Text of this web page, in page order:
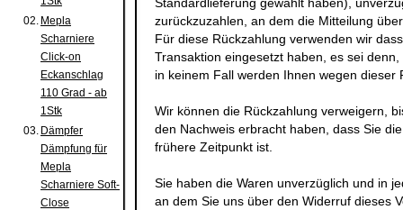
02. Mepla
Scharniere
Click-on
Eckanschlag
110 Grad - ab
1Stk
03. Dämpfer
Dämpfung für
Mepla
Scharniere Soft-
Close
zurückzuzahlen, an dem die Mitteilung
Für diese Rückzahlung verwenden wir
Transaktion eingesetzt haben, es sei
in keinem Fall werden Ihnen wegen dieser
Wir können die Rückzahlung verweigern,
den Nachweis erbracht haben, dass Sie
frühere Zeitpunkt ist.
Sie haben die Waren unverzüglich und in
an dem Sie uns über den Widerruf dieses